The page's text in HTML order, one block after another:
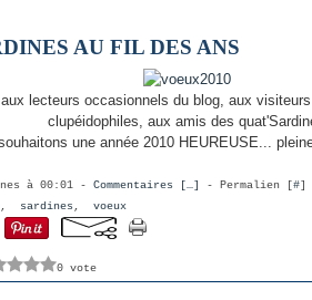
AU FIL DES ANS
lecteurs occasionnels du blog, aux
clupéidophiles, aux amis des
une année 2010 HEUREUSE...
à 00:01 - Commentaires […] - Permalien [#]
, sardines , voeux
0 vote